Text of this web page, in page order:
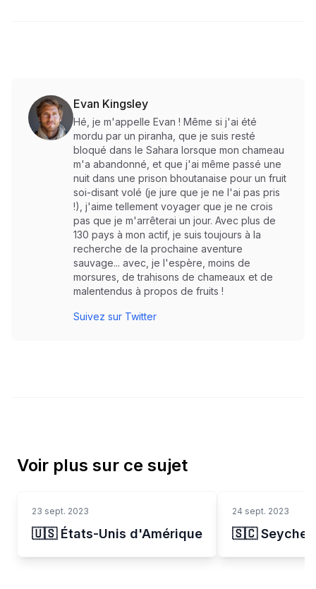
Evan Kingsley
Hé, je m'appelle Evan ! Même si j'ai été
mordu par un piranha, que je suis resté
bloqué dans le Sahara lorsque mon chameau
m'a abandonné, et que j'ai même passé une
nuit dans une prison bhoutanaise pour un fruit
soi-disant volé (je jure que je ne l'ai pas pris
!), j'aime tellement voyager que je ne crois
pas que je m'arrêterai un jour. Avec plus de
130 pays à mon actif, je suis toujours à la
recherche de la prochaine aventure
sauvage... avec, je l'espère, moins de
morsures, de trahisons de chameaux et de
malentendus à propos de fruits !
Suivez sur Twitter
Voir plus sur ce sujet
23 sept. 2023
🇺🇸 États-Unis d'Amérique
24 sept. 2023
🇸🇨